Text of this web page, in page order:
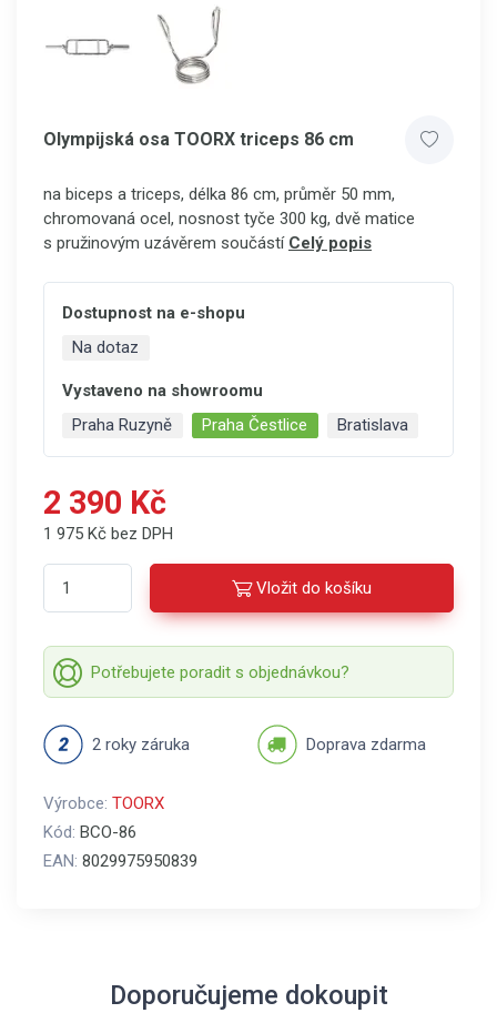
Olympijská osa TOORX triceps 86 cm
na biceps a triceps, délka 86 cm, průměr 50 mm,
chromovaná ocel, nosnost tyče 300 kg, dvě matice
s pružinovým uzávěrem součástí Celý popis
Dostupnost na e-shopu
Na dotaz
Vystaveno na showroomu
Praha Ruzyně
Praha Čestlice Bratislava
2 390 Kč
1 975 Kč bez DPH
Vložit do košíku
Potřebujete poradit s objednávkou?
2 roky záruka Doprava zdarma
Výrobce: TOORX
Kód: BCO-86
EAN: 8029975950839
Doporučujeme dokoupit